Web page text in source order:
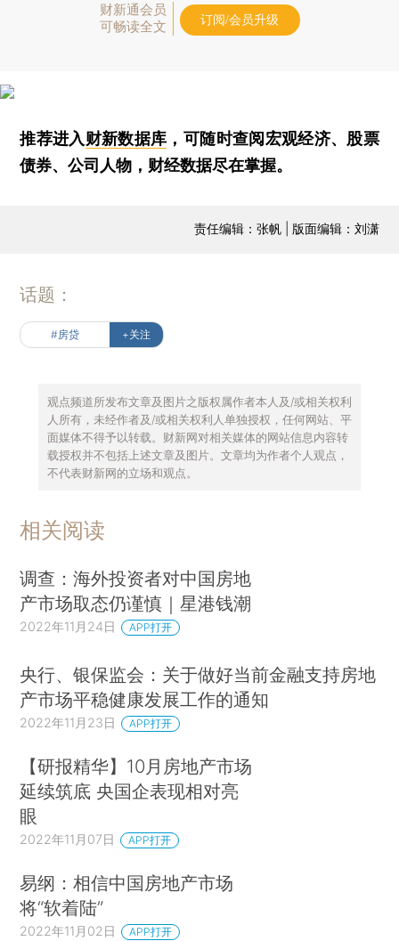
财新通会员
可畅读全文
订阅/会员升级
推荐进入财新数据库 ，可随时查阅宏观经济、股票
债券、公司人物，财经数据尽在掌握。
责任编辑：张帆 | 版面编辑：刘潇
话题：
#房贷 +关注
观点频道所发布文章及图片之版权属作者本人及/或相关权利
人所有，未经作者及/或相关权利人单独授权，任何网站、平
面媒体不得予以转载。财新网对相关媒体的网站信息内容转
载授权并不包括上述文章及图片。文章均为作者个人观点，
不代表财新网的立场和观点。
相关阅读
调查：海外投资者对中国房地
产市场取态仍谨慎｜星港钱潮
2022年11月24日 APP打开
央行、银保监会：关于做好当前金融支持房地
产市场平稳健康发展工作的通知
2022年11月23日 APP打开
【研报精华】10月房地产市场
延续筑底 央国企表现相对亮
眼
2022年11月07日 APP打开
易纲：相信中国房地产市场
将“软着陆”
2022年11月02日 APP打开